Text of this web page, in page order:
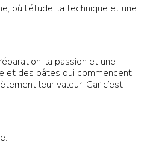
où l’étude, la technique et une
la passion et une
et des pâtes qui commencent
leur valeur. Car c’est